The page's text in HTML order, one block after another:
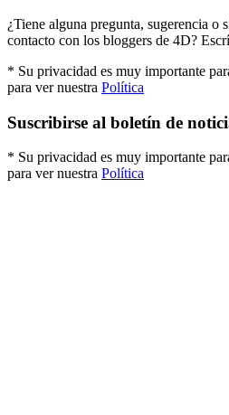
¿Tiene alguna pregunta, sugerencia o
contacto con los bloggers de 4D?
* Su privacidad es muy importante
para ver nuestra Política
Suscribirse al boletín de
* Su privacidad es muy importante
para ver nuestra Política